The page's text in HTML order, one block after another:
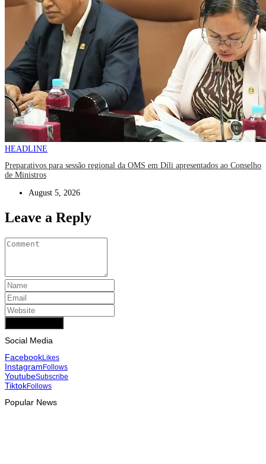
HEADLINE
Preparativos para sessão regional da OMS em Díli apresentados ao Conselho
de Ministros
August 5, 2026
Leave a Reply
Social Media
FacebookLikes
InstagramFollows
YoutubeSubscribe
TiktokFollows
Popular News